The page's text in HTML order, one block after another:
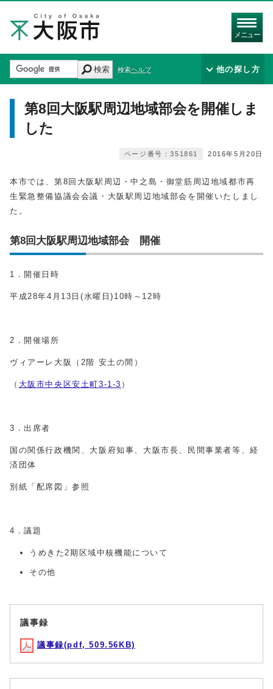
メニュー
検索 検索ヘルプ 他の探し方
第8回大阪駅周辺地域部会を開催しま
した
2016年5月20日
ページ番号：351861
本市では、第8回大阪駅周辺・中之島・御堂筋周辺地域都市再
生緊急整備協議会会議・大阪駅周辺地域部会を開催いたしまし
た。
第8回大阪駅周辺地域部会 開催
1．開催日時
平成28年4月13日(水曜日)10時～12時
2．開催場所
ヴィアーレ大阪（2階 安土の間）
（ 大阪市中央区安土町3-1-3 ）
3．出席者
国の関係行政機関、大阪府知事、大阪市長、民間事業者等、経
済団体
別紙「配席図」参照
4．議題
うめきた2期区域中核機能について
その他
議事録
議事録(pdf, 509.56KB)